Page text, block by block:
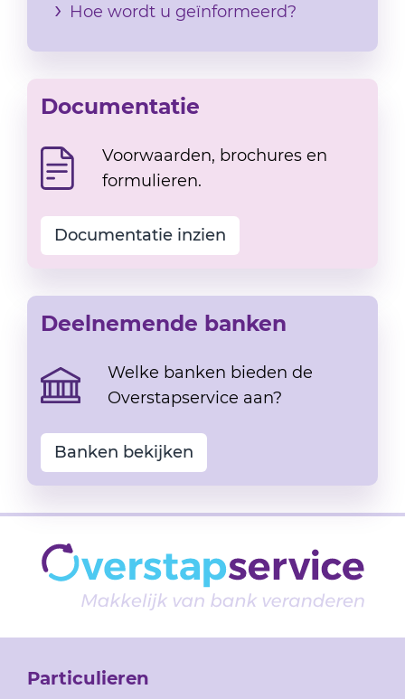
Hoe wordt u geïnformeerd?
Documentatie
Voorwaarden, brochures en
formulieren.
Documentatie inzien
Deelnemende banken
Welke banken bieden de
Overstapservice aan?
Banken bekijken
Particulieren